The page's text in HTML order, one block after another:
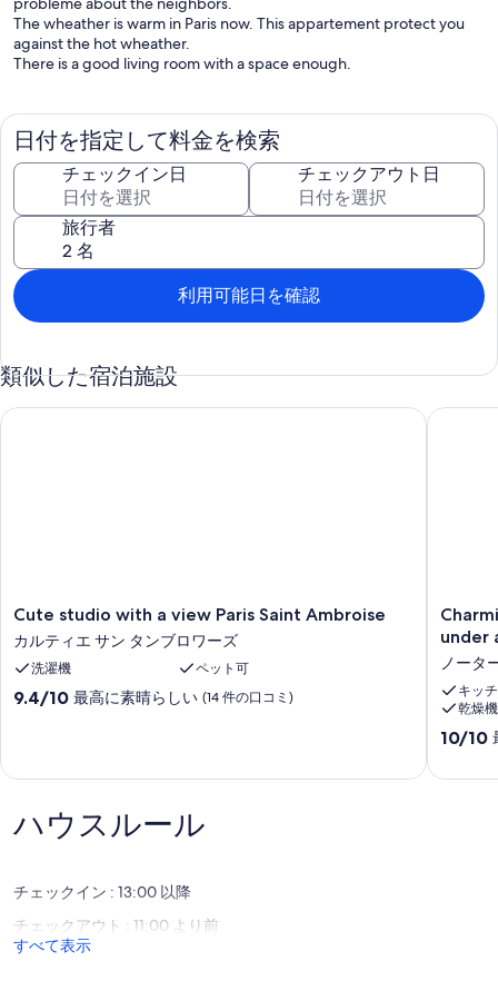
The wheather is warm in Paris now. This appartement protect you
against the hot wheather.
There is a good living room with a space enough.
日付を指定して料金を検索
チェックイン日 チェックアウト日
旅行者
利用可能日を確認
類似した宿泊施設
Cute
studio
with
a
view
Paris
ィ
ン
ン
ブ
Cute studio with a view Paris Saint Ambroise
カルティエ サン タンブロワーズ
洗濯機 ペット可
10
9.4、
高
に
ら
し
い、
(14
9.4/10 最高に素晴らしい (14 件の口コミ)
Cute studio with a view Paris Saint Ambroise
studio
the
Ile
Saint
Louis
under
ノータ
キッ
乾燥機
10
階
10/10
ハウスルール
チェックイン : 13:00 以降
チェックアウト : 11:00 より前
すべて表示